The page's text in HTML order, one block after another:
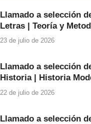
o
o
p
Llamado a selección
Letras | Teoría y
23 de julio de 2026
Llamado a selección
Historia | Historia
22 de julio de 2026
Llamado a selección